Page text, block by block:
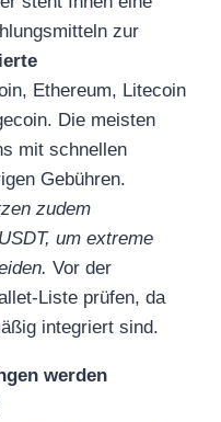
zur
Ethereum, Litecoin
Die meisten
mit schnellen
Gebühren.
zudem
um extreme
Vor der
Liste prüfen, da
integriert sind.
werden